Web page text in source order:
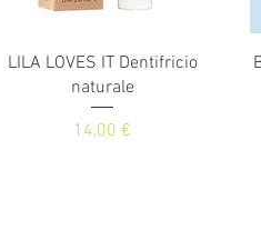
Vista rapida
LILA LOVES IT Dentifricio
naturale
Prezzo
14,00 €